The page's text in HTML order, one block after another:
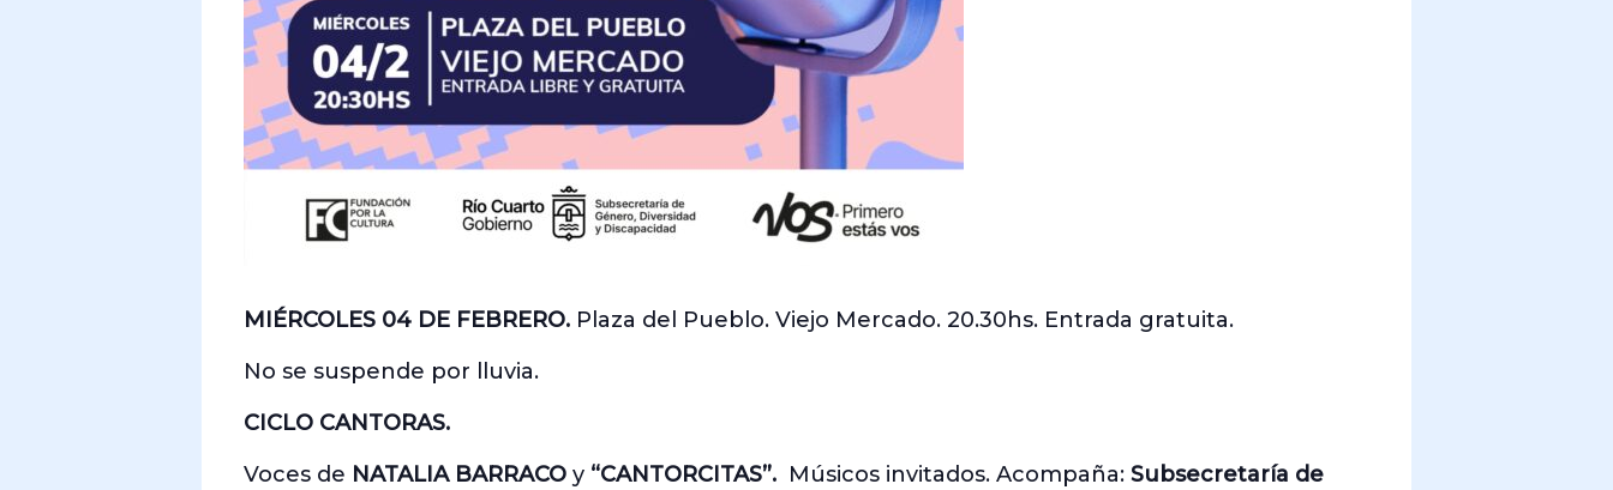
MIÉRCOLES 04 DE FEBRERO. Plaza del Pueblo. Viejo Mercado. 20.30hs. Entrada gratuita.
No se suspende por lluvia.
CICLO CANTORAS.
Voces de NATALIA BARRACO y “CANTORCITAS”. Músicos invitados. Acompaña: Subsecretaría de